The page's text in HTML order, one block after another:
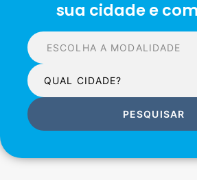
sua cidade e
PESQUISAR